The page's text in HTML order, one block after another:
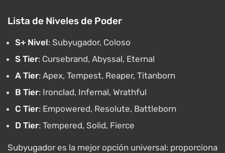
Lista de Niveles de Poder
S+ Nivel: Subyugador, Coloso
S Tier: Cursebrand, Abyssal, Eternal
A Tier: Apex, Tempest, Reaper, Titanborn
B Tier: Ironclad, Infernal, Wrathful
C Tier: Empowered, Resolute, Battleborn
D Tier: Tempered, Solid, Fierce
Subyugador es la mejor opción universal: proporciona